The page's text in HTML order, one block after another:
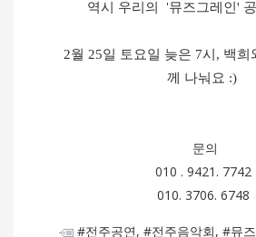
역시 우리의 '뮤즈그레인'
2월 25일 토요일 늦은 7시, 백희
께 나눠요 :)
문의
010 . 9421. 7742
010. 3706. 6748
#전주공연, #전주음악회, #뮤